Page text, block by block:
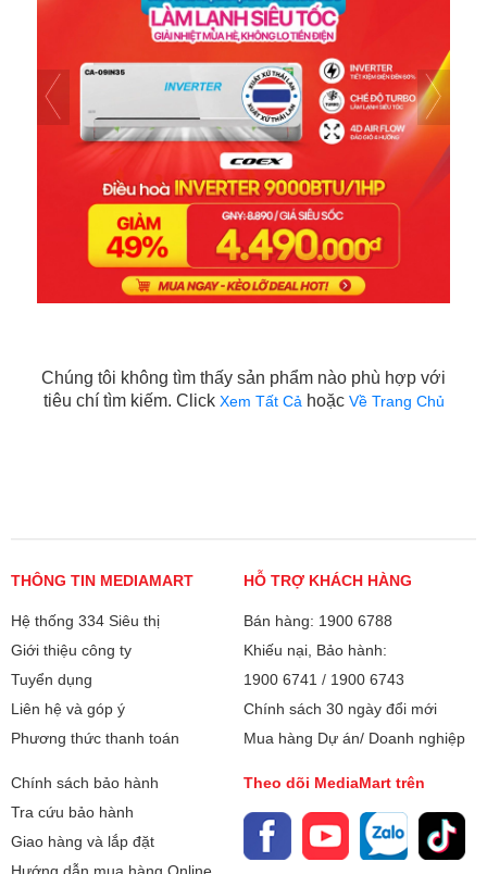
Chúng tôi không tìm thấy sản phẩm nào phù hợp với
tiêu chí tìm kiếm. Click Xem Tất Cả hoặc Về Trang Chủ
THÔNG TIN MEDIAMART
Hệ thống 334 Siêu thị
Giới thiệu công ty
Tuyển dụng
Liên hệ và góp ý
Phương thức thanh toán
HỖ TRỢ KHÁCH HÀNG
Bán hàng: 1900 6788
Khiếu nại, Bảo hành:
1900 6741 / 1900 6743
Chính sách 30 ngày đổi mới
Mua hàng Dự án/ Doanh nghiệp
Chính sách bảo hành
Tra cứu bảo hành
Giao hàng và lắp đặt
Theo dõi MediaMart trên